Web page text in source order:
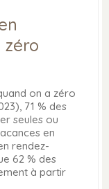
on a zéro
71 % des
seules ou
en
rendez-
62 % des
à partir